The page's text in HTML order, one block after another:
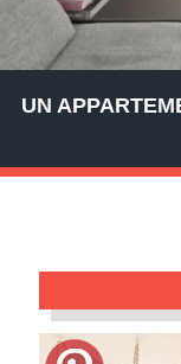
UN